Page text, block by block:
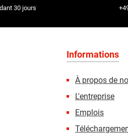
30 jours
Informations
À propos de
L'entreprise
Emplois